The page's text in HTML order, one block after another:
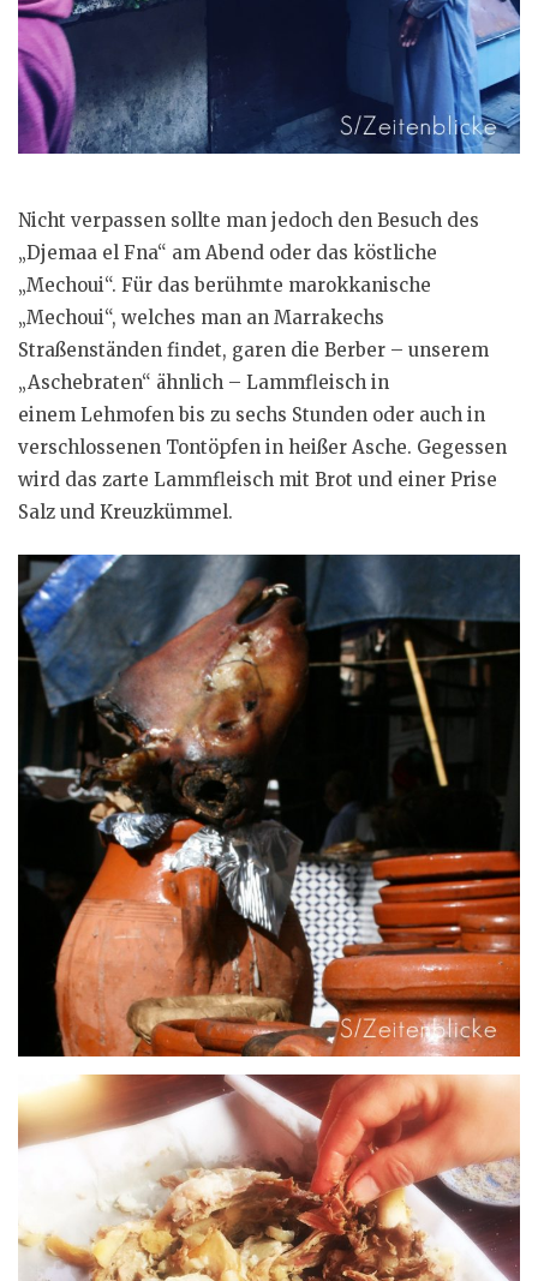
Nicht verpassen sollte man jedoch den Besuch des
„Djemaa el Fna“ am Abend oder das köstliche
„Mechoui“. Für das berühmte marokkanische
„Mechoui“, welches man an Marrakechs
Straßenständen findet, garen die Berber – unserem
„Aschebraten“ ähnlich – Lammfleisch in
einem Lehmofen bis zu sechs Stunden oder auch in
verschlossenen Tontöpfen in heißer Asche. Gegessen
wird das zarte Lammfleisch mit Brot und einer Prise
Salz und Kreuzkümmel.